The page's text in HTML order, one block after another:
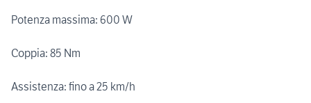
Potenza massima: 600 W
Coppia: 85 Nm
Assistenza: fino a 25 km/h